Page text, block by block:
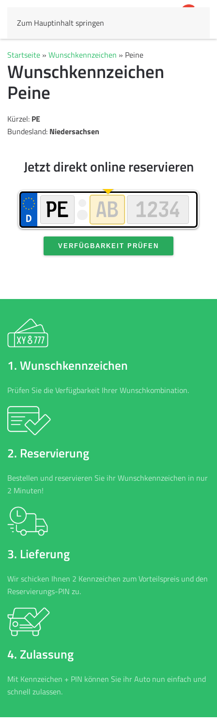
Zum Hauptinhalt springen
Startseite » Wunschkennzeichen » Peine
Wunschkennzeichen
Peine
Kürzel: PE
Bundesland: Niedersachsen
Jetzt direkt online reservieren
VERFÜGBARKEIT PRÜFEN
1. Wunschkennzeichen
Prüfen Sie die Verfügbarkeit Ihrer Wunschkombination.
2. Reservierung
Bestellen und reservieren Sie ihr Wunschkennzeichen in nur
2 Minuten!
3. Lieferung
Wir schicken Ihnen 2 Kennzeichen zum Vorteilspreis und den
Reservierungs-PIN zu.
4. Zulassung
Mit Kennzeichen + PIN können Sie ihr Auto nun einfach und
schnell zulassen.